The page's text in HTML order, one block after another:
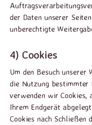
der Daten unserer
unberechtigte
4) Cookies
Um den Besuch
die Nutzung bestimmter
verwenden wir Cookies,
Ihrem Endgerät
Cookies nach Schließen